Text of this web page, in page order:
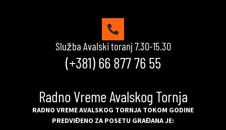
Služba Avalski toranj 7.30-15.30
(+381) 66 877 76 55
Radno Vreme Avalskog Tornja
RADNO VREME AVALSKOG TORNJA TOKOM GODINE
PREDVIĐENO ZA POSETU GRAĐANA JE: